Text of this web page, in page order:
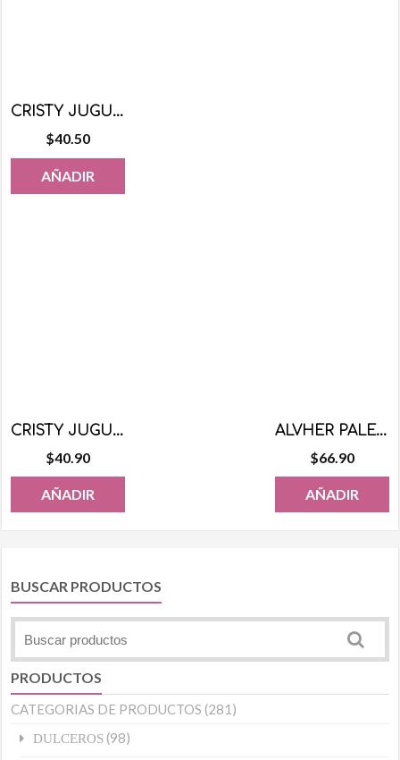
CRISTY JUGUETE MAMILA CON BEBE 12 PZS
$40.50
AÑADIR
ALVHER PALETA RICA PIÑA 40 PZS
$66.90
AÑADIR
CRISTY JUGUETE CELULAR 12 PZS
$40.90
AÑADIR
BUSCAR PRODUCTOS
PRODUCTOS
CATEGORIAS DE PRODUCTOS (281)
DULCEROS (98)